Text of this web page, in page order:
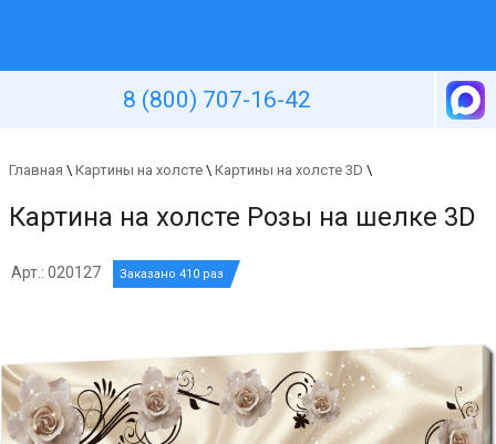
8 (800) 707-16-42
Главная \ Картины на холсте \ Картины на холсте 3D \
Картина на холсте Розы на шелке 3D
Арт.: 020127 Заказано 410 раз